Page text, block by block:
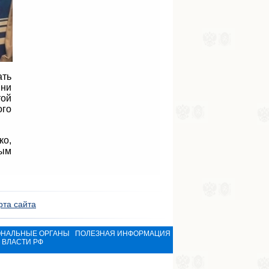
сайта
ОРГАНЫ
ВЛАСТИ РФ
ПОЛЕЗНАЯ ИНФОРМАЦИЯ